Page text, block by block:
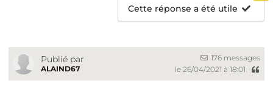
Cette réponse a été utile
Publié par
ALAIND67
176 messages
le 26/04/2021 à 18:01